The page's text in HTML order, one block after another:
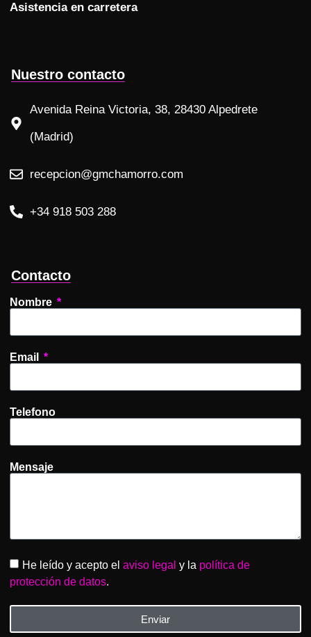
Asistencia en carretera
Nuestro contacto
Avenida Reina Victoria, 38, 28430 Alpedrete
(Madrid)
recepcion@gmchamorro.com
+34 918 503 288
Contacto
Nombre
Email
Telefono
Mensaje
He leído y acepto el aviso legal y la política de
protección de datos.
Enviar